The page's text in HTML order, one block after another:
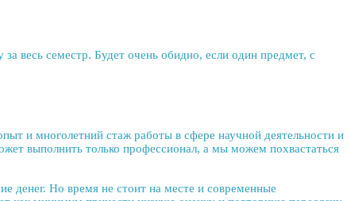
весь семестр. Будет очень обидно, если один предмет, с
и многолетний стаж работы в сфере научной деятельности и
выполнить только профессионал, а мы можем похвастаться
Но время не стоит на месте и современные